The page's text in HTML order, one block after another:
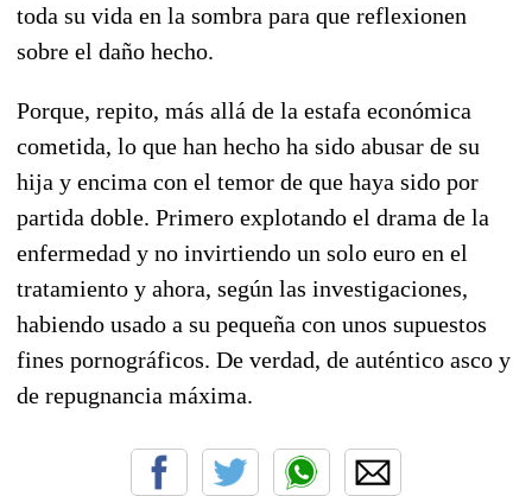
toda su vida en la sombra para que reflexionen
sobre el daño hecho.
Porque, repito, más allá de la estafa económica
cometida, lo que han hecho ha sido abusar de su
hija y encima con el temor de que haya sido por
partida doble. Primero explotando el drama de la
enfermedad y no invirtiendo un solo euro en el
tratamiento y ahora, según las investigaciones,
habiendo usado a su pequeña con unos supuestos
fines pornográficos. De verdad, de auténtico asco y
de repugnancia máxima.